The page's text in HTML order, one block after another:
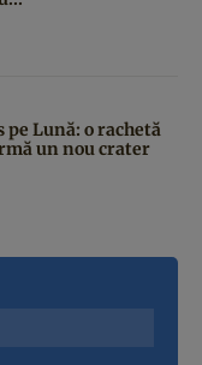
pe Lună: o rachetă
un nou crater